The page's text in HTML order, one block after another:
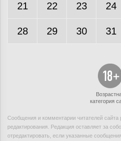
21 22 23 24
28 29 30 31
категория
Сообщения и комментарии читателей сайта
редактирования. Редакция оставляет за
отредактировать, если указанные